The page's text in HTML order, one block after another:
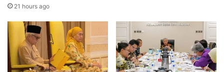
p
s
t
i
k
a
2
,
0
0
0
d
21 hours ago